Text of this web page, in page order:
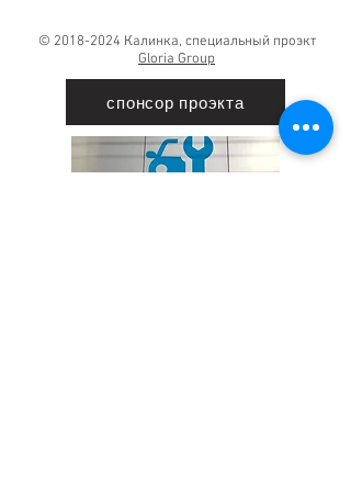
© 2018-2024 Калинка, специальный проэкт
Gloria Group
спонсор проэкта